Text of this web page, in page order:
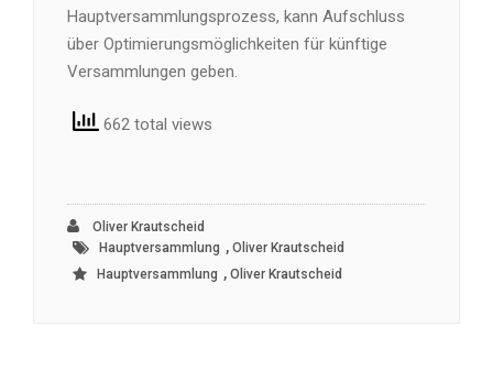
Hauptversammlungsprozess, kann Aufschluss
über Optimierungsmöglichkeiten für künftige
Versammlungen geben.
662 total views
Oliver Krautscheid
Hauptversammlung , Oliver Krautscheid
Hauptversammlung , Oliver Krautscheid